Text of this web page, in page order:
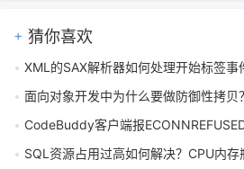
猜你喜欢
XML的SAX解析器如何处理开始标签事
面向对象开发中为什么要做防御性拷贝？如何
CodeBuddy客户端报ECONNREFUSED错误连不上服
SQL资源占用过高如何解决？CPU内